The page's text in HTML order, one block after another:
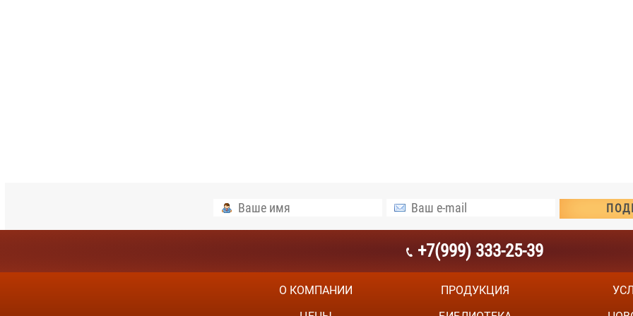
+7(999) 333-25-39
О КОМПАНИИ
ПРОДУКЦИЯ